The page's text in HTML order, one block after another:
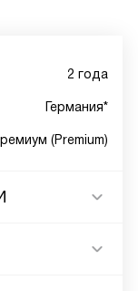
2 года
Германия*
(Premium)